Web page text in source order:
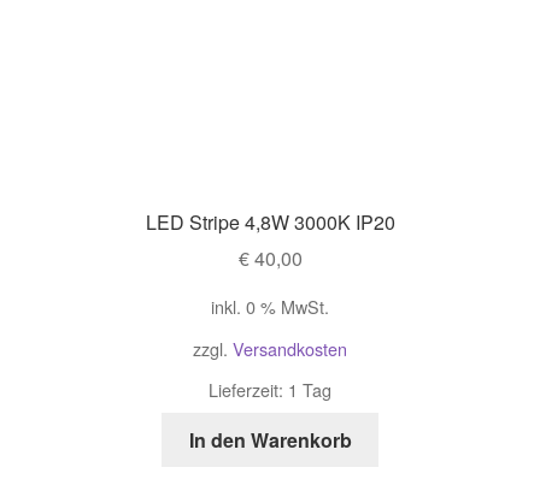
LED Stripe 4,8W 3000K IP20
€40,00
inkl. 0 % MwSt.
zzgl. Versandkosten
Lieferzeit: 1 Tag
In den Warenkorb